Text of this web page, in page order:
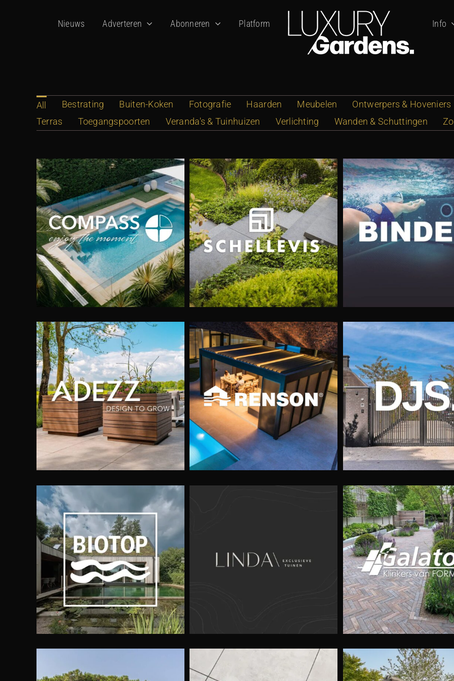
Nieuws Adverteren Abonneren Platform Info
All Bestrating Buiten-Koken Fotografie Haarden Meubelen
Ontwerpers & Hoveniers
Terras
Toegangspoorten Veranda's & Tuinhuizen Verlichting Wanden & Schuttingen
Schellevis Tegels Binder PlungePools
Renson DJS Hekwerken Bindels Buiten
Groene tuinen met een
moderne uitstraling
Galaton KLINKERS VAN
De